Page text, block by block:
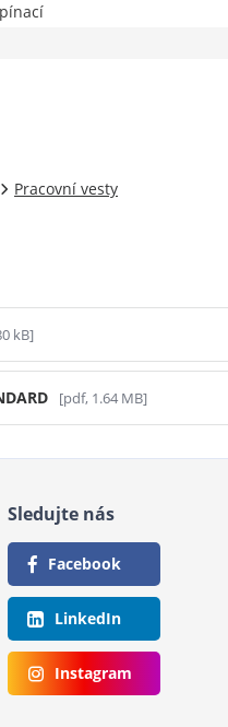
Pracovní vesty
kB]
[pdf, 1.64 MB]
Sledujte nás
Facebook
LinkedIn
Instagram